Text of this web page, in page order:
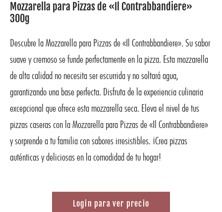
Mozzarella para Pizzas de «Il Contrabbandiere»
300g
Descubre la Mozzarella para Pizzas de «Il Contrabbandiere». Su sabor
suave y cremoso se funde perfectamente en la pizza. Esta mozzarella
de alta calidad no necesita ser escurrida y no soltará agua,
garantizando una base perfecta. Disfruta de la experiencia culinaria
excepcional que ofrece esta mozzarella seca. Eleva el nivel de tus
pizzas caseras con la Mozzarella para Pizzas de «Il Contrabbandiere»
y sorprende a tu familia con sabores irresistibles. ¡Crea pizzas
auténticas y deliciosas en la comodidad de tu hogar!
Login para ver precio